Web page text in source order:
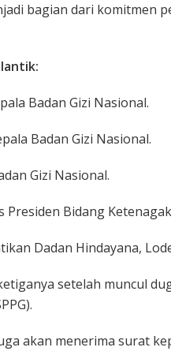
bagian dari komitmen
Badan Gizi Nasional.
Badan Gizi Nasional.
Gizi Nasional.
Presiden Bidang
Dadan Hindayana,
setelah muncul
akan menerima surat